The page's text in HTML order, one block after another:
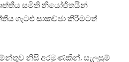
සමිති නියෝජිතයින්
ගැටළු සාකච්ඡා කිරීමටත්
නිසි අරමුණකින්, සැලසුම්